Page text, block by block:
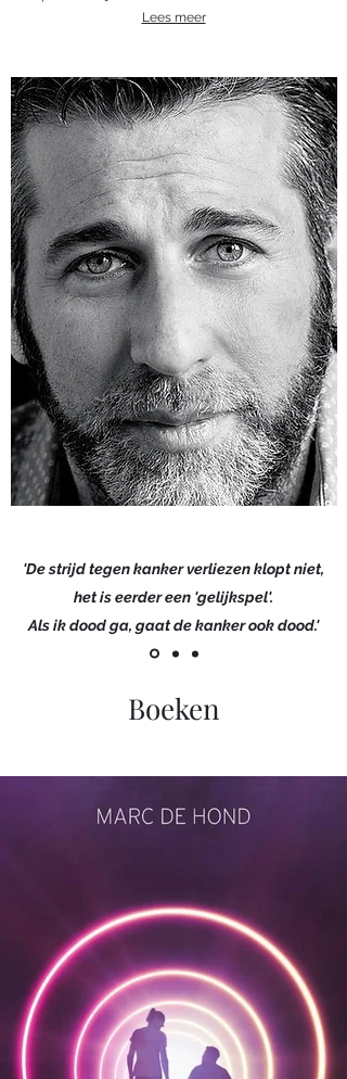
Lees meer
'De strijd tegen kanker verliezen klopt niet,
het is eerder een 'gelijkspel'.
Als ik dood ga, gaat de kanker ook dood.'
Boeken